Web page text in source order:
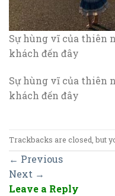
Sự hùng vĩ của thiên
khách đến đây
Sự hùng vĩ của thiên
khách đến đây
Trackbacks are closed, but
← Previous
Next →
Leave a Reply